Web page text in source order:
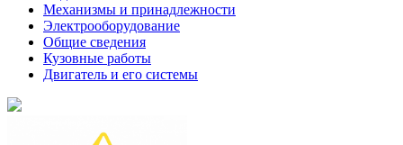
Механизмы и принадлежности
Электрооборудование
Общие сведения
Кузовные работы
Двигатель и его системы